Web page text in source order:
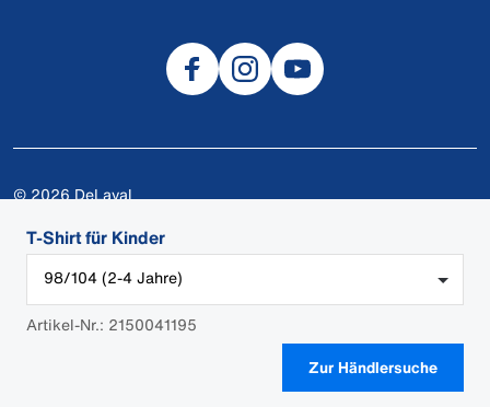
T-Shirt für Kinder
98/104 (2-4 Jahre)
Artikel-Nr.: 2150041195
Zur Händlersuche
© 2026 DeLaval
Datenschutzerklärung
DeLaval-Apps
Sicherheitsdatenblätter